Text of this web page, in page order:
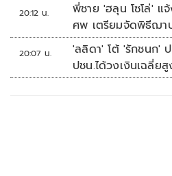
20:12 น.
พี่ชาย 'ฮลุน โซโล่' แ
ศพ เตรียมจัดพิธีฌา
20:07 น.
'ลลิดา' โต้ 'รักชนก'
ปชน.ได้วงเงินเฉลี่ย